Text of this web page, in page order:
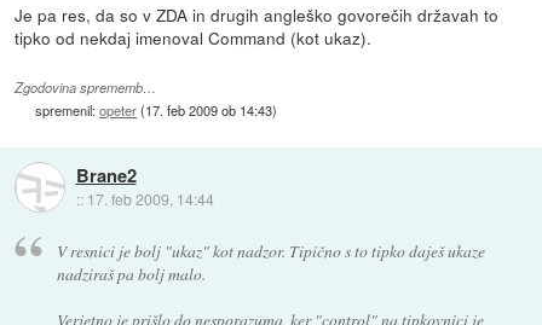
Je pa res, da so v ZDA in drugih angleško govorečih državah to
tipko od nekdaj imenoval Command (kot ukaz).
Zgodovina sprememb…
spremenil:opeter(17. feb 2009 ob 14:43)
Brane2
:: 17. feb 2009, 14:44
V resnici je bolj "ukaz" kot nadzor. Tipično s to tipko daješ ukaze
nadziraš pa bolj malo.
Verjetno je prišlo do nesporazuma, ker "control" na tipkovnici je